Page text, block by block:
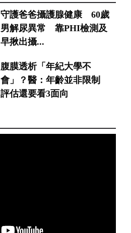
守護爸爸攝護腺健康 60歲
男解尿異常 靠PHI檢測及
早揪出攝...
腹膜透析「年紀大學不
會」？醫：年齡並非限制
評估還要看3面向